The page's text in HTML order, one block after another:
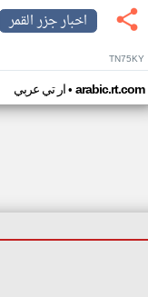
اخبار جزر القمر
TN75KY
ار تي عربي• arabic.rt.com